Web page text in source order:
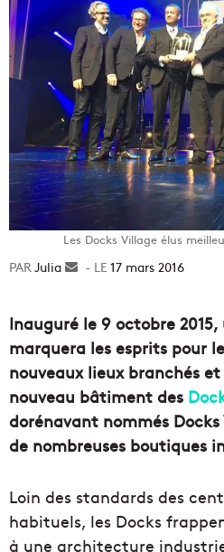
Les Docks Village élus
Julia
Envoyer17 mars 2016
Inauguré le 9 octobre
marquera les esprits pour
nouveaux lieux branchés
nouveau bâtiment des
dorénavant nommés
de nombreuses boutiques
Loin des standards des
habituels, les Docks
à une architecture